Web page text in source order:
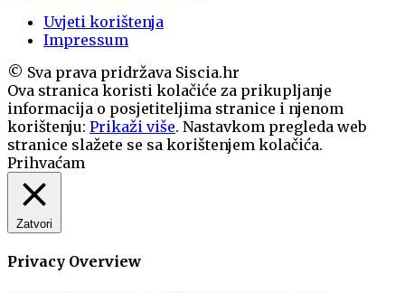
Uvjeti korištenja
Impressum
© Sva prava pridržava Siscia.hr
Ova stranica koristi kolačiće za prikupljanje
informacija o posjetiteljima stranice i njenom
korištenju: Prikaži više. Nastavkom pregleda web
stranice slažete se sa korištenjem kolačića.
Prihvaćam
Zatvori
Privacy Overview